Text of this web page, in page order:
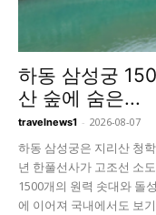
하동 삼성궁
산 숲에 숨은...
travelnews1 - 2026-08-07
하동 삼성궁은 지리산 청
년 한풀선사가 고조선 소
1500개의 원력 솟대와 돌
에 이어져 국내에서도 보